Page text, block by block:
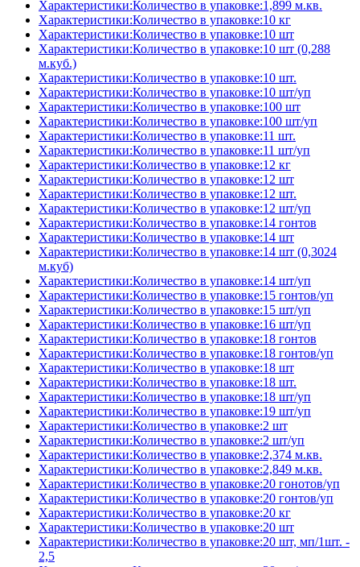
Характеристики:Количество в упаковке:1,899 м.кв.
Характеристики:Количество в упаковке:10 кг
Характеристики:Количество в упаковке:10 шт
Характеристики:Количество в упаковке:10 шт (0,288
м.куб.)
Характеристики:Количество в упаковке:10 шт.
Характеристики:Количество в упаковке:10 шт/уп
Характеристики:Количество в упаковке:100 шт
Характеристики:Количество в упаковке:100 шт/уп
Характеристики:Количество в упаковке:11 шт.
Характеристики:Количество в упаковке:11 шт/уп
Характеристики:Количество в упаковке:12 кг
Характеристики:Количество в упаковке:12 шт
Характеристики:Количество в упаковке:12 шт.
Характеристики:Количество в упаковке:12 шт/уп
Характеристики:Количество в упаковке:14 гонтов
Характеристики:Количество в упаковке:14 шт
Характеристики:Количество в упаковке:14 шт (0,3024
м.куб)
Характеристики:Количество в упаковке:14 шт/уп
Характеристики:Количество в упаковке:15 гонтов/уп
Характеристики:Количество в упаковке:15 шт/уп
Характеристики:Количество в упаковке:16 шт/уп
Характеристики:Количество в упаковке:18 гонтов
Характеристики:Количество в упаковке:18 гонтов/уп
Характеристики:Количество в упаковке:18 шт
Характеристики:Количество в упаковке:18 шт.
Характеристики:Количество в упаковке:18 шт/уп
Характеристики:Количество в упаковке:19 шт/уп
Характеристики:Количество в упаковке:2 шт
Характеристики:Количество в упаковке:2 шт/уп
Характеристики:Количество в упаковке:2,374 м.кв.
Характеристики:Количество в упаковке:2,849 м.кв.
Характеристики:Количество в упаковке:20 гонотов/уп
Характеристики:Количество в упаковке:20 гонтов/уп
Характеристики:Количество в упаковке:20 кг
Характеристики:Количество в упаковке:20 шт
Характеристики:Количество в упаковке:20 шт, мп/1шт. -
2,5